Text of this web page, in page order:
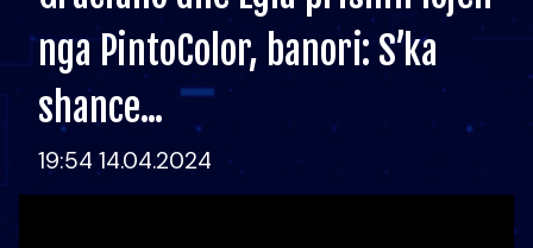
nga PintoColor, banori: S’ka
shance...
19:54 14.04.2024